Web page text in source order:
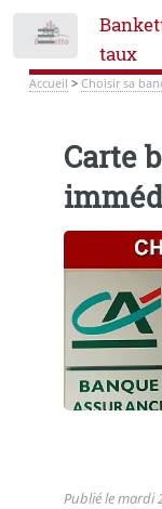
taux
Accueil > Choisir sa
Carte
Publié lemardi